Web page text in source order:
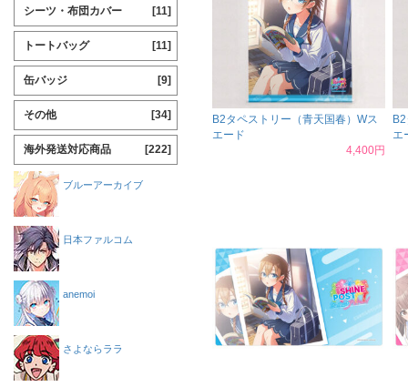
B2タペストリー（青天国春）Wス
エード
4,400円
エ
シーツ・布団カバー [11]
トートバッグ [11]
缶バッジ [9]
その他 [34]
海外発送対応商品 [222]
ブルーアーカイブ
日本ファルコム
anemoi
さよならララ